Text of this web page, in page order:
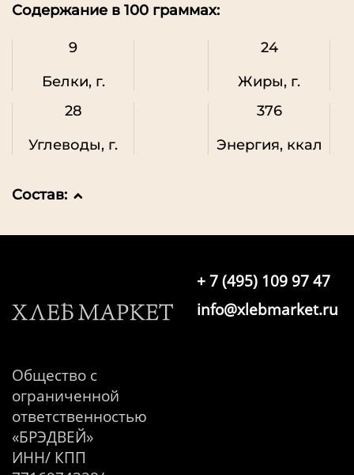
Содержание в 100 граммах:
9
Белки, г.
24
Жиры, г.
28
Углеводы, г.
376
Энергия, ккал
Состав:
Общество с
ограниченной
ответственностью
«БРЭДВЕЙ»
ИНН/ КПП
+ 7 (495) 109 97 47
info@xlebmarket.ru